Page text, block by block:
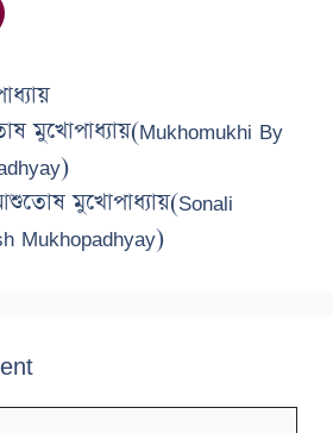
মুখোপাধ্যায়(Mukhomukhi By
মুখোপাধ্যায়(Sonali
Mukhopadhyay)